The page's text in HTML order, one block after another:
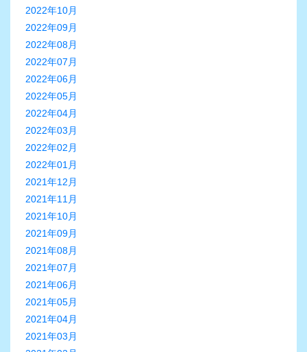
2022年10月
2022年09月
2022年08月
2022年07月
2022年06月
2022年05月
2022年04月
2022年03月
2022年02月
2022年01月
2021年12月
2021年11月
2021年10月
2021年09月
2021年08月
2021年07月
2021年06月
2021年05月
2021年04月
2021年03月